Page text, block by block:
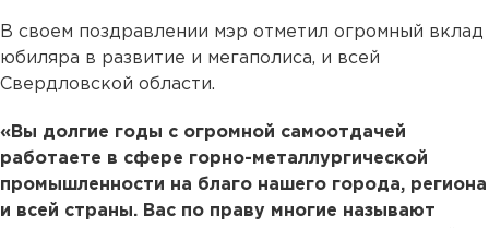
В своем поздравлении мэр отметил огромный вклад
юбиляра в развитие и мегаполиса, и всей
Свердловской области.
«Вы долгие годы с огромной самоотдачей
работаете в сфере горно-металлургической
промышленности на благо нашего города, региона
и всей страны. Вас по праву многие называют